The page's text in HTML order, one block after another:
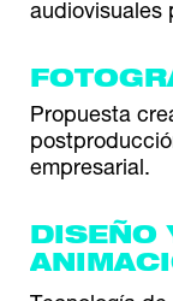
audiovisuales
Propuesta
empresarial.
DISEÑO